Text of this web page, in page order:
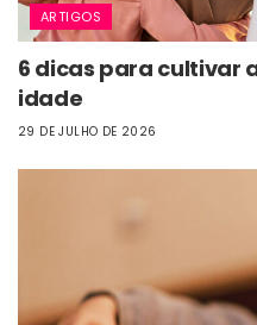
ARTIGOS
6 dicas para cultivar
idade
29 DE JULHO DE 2026